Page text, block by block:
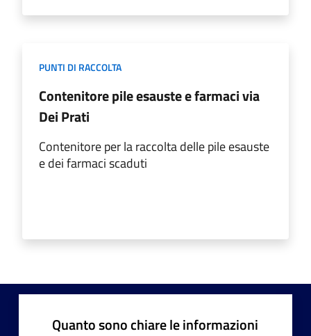
PUNTI DI RACCOLTA
Contenitore pile esauste e farmaci via
Dei Prati
Contenitore per la raccolta delle pile esauste
e dei farmaci scaduti
Quanto sono chiare le informazioni